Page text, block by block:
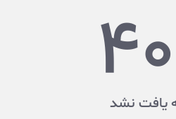
یافت نشد